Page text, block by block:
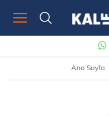
Ana Sayfa